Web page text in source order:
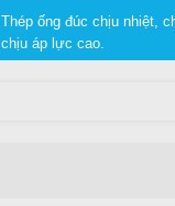
Thép ống đúc chịu nhiệt,
chịu áp lực cao.